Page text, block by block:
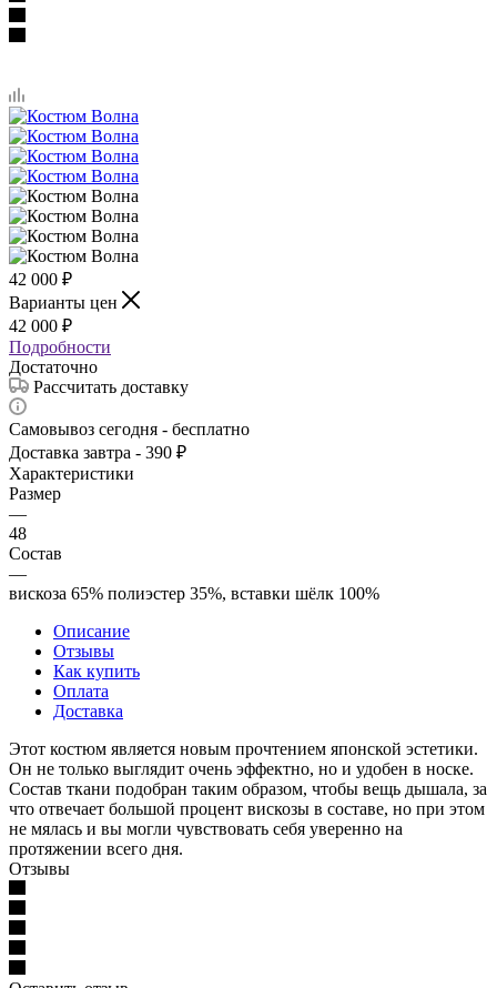
42 000 ₽
Варианты цен
42 000 ₽
Подробности
Достаточно
Рассчитать доставку
Самовывоз сегодня - бесплатно
Доставка завтра - 390 ₽
Характеристики
Размер
—
48
Состав
—
вискоза 65% полиэстер 35%, вставки шёлк 100%
Описание
Отзывы
Как купить
Оплата
Доставка
Этот костюм является новым прочтением японской эстетики.
Он не только выглядит очень эффектно, но и удобен в носке.
Состав ткани подобран таким образом, чтобы вещь дышала, за
что отвечает большой процент вискозы в составе, но при этом
не мялась и вы могли чувствовать себя уверенно на
протяжении всего дня.
Отзывы